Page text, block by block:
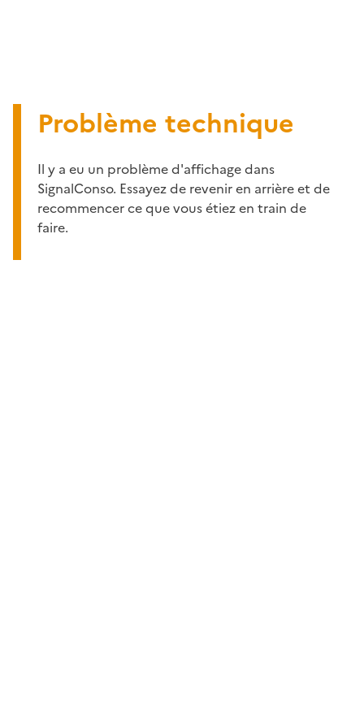
Problème technique
Il y a eu un problème d'affichage dans
SignalConso. Essayez de revenir en arrière et de
recommencer ce que vous étiez en train de
faire.